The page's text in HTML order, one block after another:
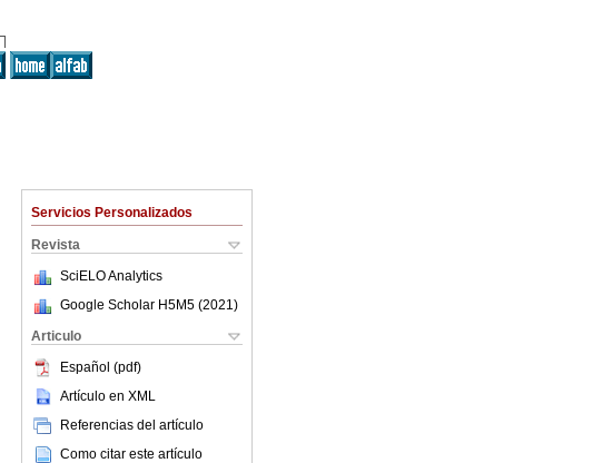
Servicios Personalizados
Revista
SciELO Analytics
Google Scholar H5M5 (2021 )
Articulo
Español (pdf)
Artículo en XML
Referencias del artículo
Como citar este artículo